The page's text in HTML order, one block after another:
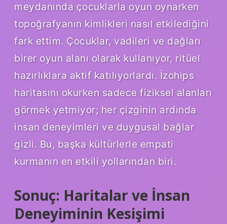
meydanında çocuklarla oyun oynarken
topoğrafyanın kimlikleri nasıl etkilediğini
fark ettim. Çocuklar, vadileri ve dağları
birer oyun alanı olarak kullanıyor, ritüel
hazırlıklara aktif katılıyorlardı. İzohips
haritasını okurken sadece fiziksel alanları
görmek yetmiyor; her çizginin ardında
insan deneyimleri ve duygusal bağlar
gizli. Bu, başka kültürlerle empati
kurmanın en etkili yollarından biri.
Sonuç: Haritalar ve İnsan
Deneyiminin Kesişimi